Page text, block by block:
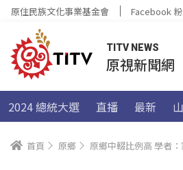
原住民族文化事業基金會 Facebook
TITV NEWS
原視新聞網
2024 總統大選 直播 最新
首頁 原鄉 原鄉中輟比例高 學者